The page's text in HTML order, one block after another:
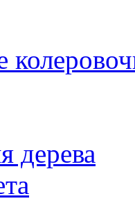
дерева